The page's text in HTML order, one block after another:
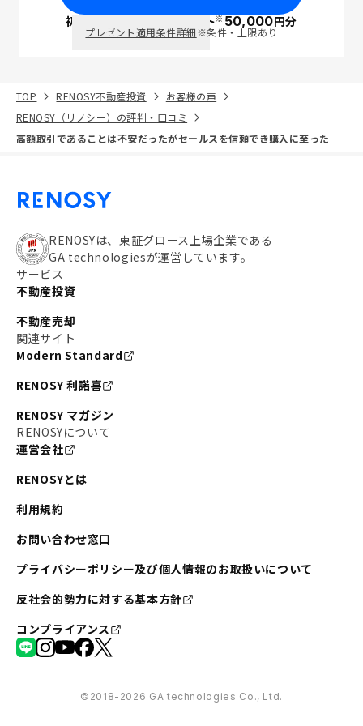
初回面談で ポイント※50,000円分
プレゼント適用条件詳細※条件・上限あり
TOP RENOSY不動産投資
お客様の声
RENOSY（リノシー）の評判・口コミ
高額取引であることは不安だったがセールスを信頼でき購入に至った
RENOSYは、東証グロース上場企業である
GA technologiesが運営しています。
サービス
不動産投資
不動産売却
関連サイト
Modern Standard
RENOSY 利諾喜
RENOSY マガジン
RENOSYについて
運営会社
RENOSYとは
利用規約
お問い合わせ窓口
プライバシーポリシー及び個人情報のお取扱いについて
反社会的勢力に対する基本方針
コンプライアンス
©︎2018-2026 GA technologies Co., Ltd.